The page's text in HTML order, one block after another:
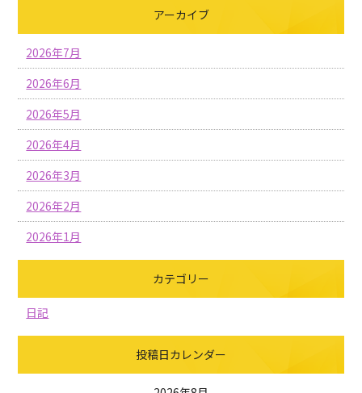
アーカイブ
2026年7月
2026年6月
2026年5月
2026年4月
2026年3月
2026年2月
2026年1月
カテゴリー
日記
投稿日カレンダー